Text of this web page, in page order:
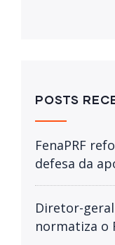
POSTS
FenaPRF
defesa da
Diretor-geral
normatiza o